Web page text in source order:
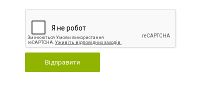
Відправити